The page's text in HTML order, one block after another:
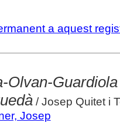
a aquest
Olvan-
/ Josep Quitet i
Josep